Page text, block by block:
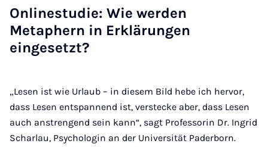
Onlinestudie: Wie werden
Metaphern in Erklärungen
eingesetzt?
„Lesen ist wie Urlaub – in diesem Bild hebe ich hervor,
dass Lesen entspannend ist, verstecke aber, dass Lesen
auch anstrengend sein kann“, sagt Professorin Dr. Ingrid
Scharlau, Psychologin an der Universität Paderborn.